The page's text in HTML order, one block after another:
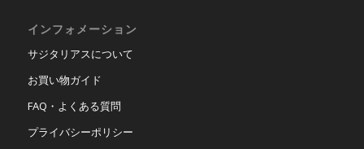
インフォメーション
サジタリアスについて
お買い物ガイド
FAQ・よくある質問
プライバシーポリシー